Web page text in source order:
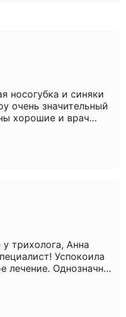
носогубка и синяки
очень значительный
хорошие и врач
хорошие дает,
трихолога, Анна
Успокоила
лечение. Однозначно